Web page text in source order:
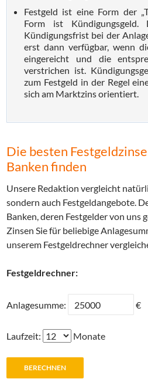
Festgeld ist eine Form der
Form ist
Kündigungsfrist bei der
erst dann verfügbar, wenn
eingereicht und die
verstrichen ist.
zum Festgeld in der Regel
sich am Marktzins orientiert.
Die besten
Banken finden
Unsere Redaktion vergleicht
sondern auch Festgeldangebote.
Banken, deren Festgelder von uns
Zinsen Sie für beliebige
unserem Festgeldrechner
Festgeldrechner:
Anlagesumme: €
Laufzeit: Monate